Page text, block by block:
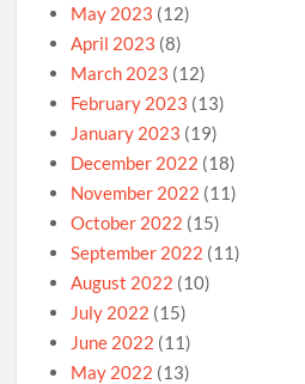
May 2023 (12)
April 2023 (8)
March 2023 (12)
February 2023 (13)
January 2023 (19)
December 2022 (18)
November 2022 (11)
October 2022 (15)
September 2022 (11)
August 2022 (10)
July 2022 (15)
June 2022 (11)
May 2022 (13)